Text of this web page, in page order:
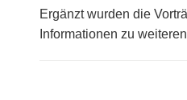
Ergänzt wurden die
Informationen zu